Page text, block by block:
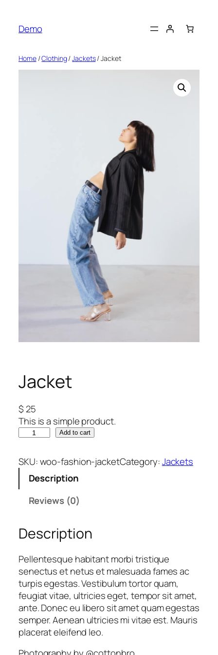
content
Demo
Home/Clothing/Jackets/ Jacket
Jacket
$ 25
This is a simple product.
c
k
t
a
n
t
i
t
y
Add to cart
SKU:woo-fashion-jacketCategory:Jackets
Description
Reviews (0)
Description
Pellentesque habitant morbi tristique
senectus et netus et malesuada fames ac
turpis egestas. Vestibulum tortor quam,
feugiat vitae, ultricies eget, tempor sit amet,
ante. Donec eu libero sit amet quam egestas
semper. Aenean ultricies mi vitae est. Mauris
placerat eleifend leo.